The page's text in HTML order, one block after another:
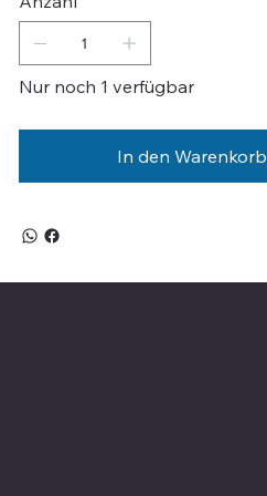
Nur noch 1 verfügbar
In den Warenkorb